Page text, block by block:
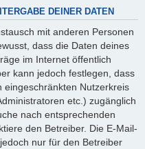
DEINER DATEN
mit anderen Personen
dass die Daten deines
im Internet öffentlich
kann jedoch festlegen, dass
Nutzerkreis
etc.) zugänglich
nach entsprechenden
den Betreiber. Die E-Mail-
nur für den Betreiber